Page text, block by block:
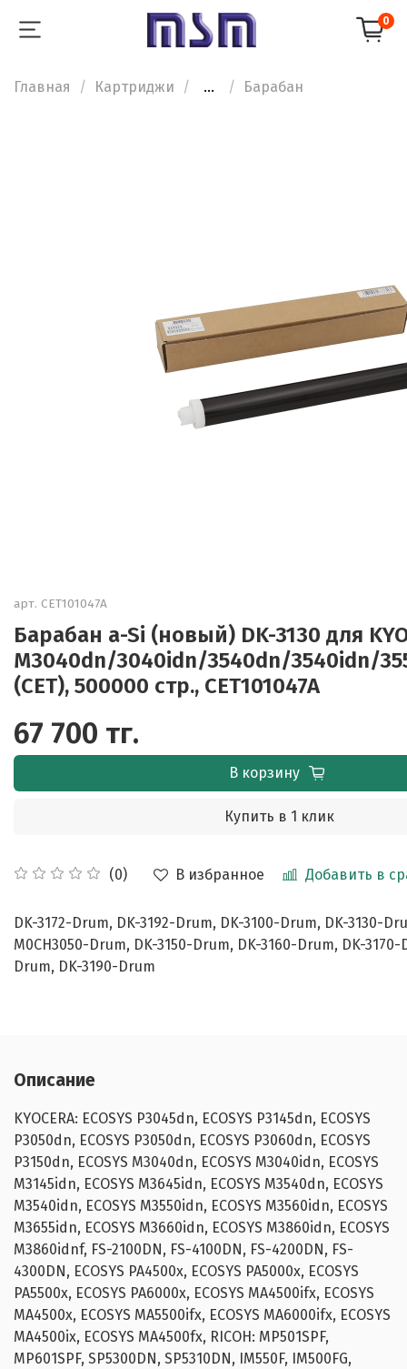
0
Главная Картриджи ... Барабан
арт. CET101047A
Барабан a-Si (новый) DK-3130 для
M3040dn/3040idn/3540dn/3540idn/
(CET), 500000 стр., CET101047A
(0) В избранное Добавить в
67 700 тг.
В корзину
Купить в 1 клик
DK-3172-Drum, DK-3192-Drum, DK-3100-Drum, DK-3130-
M0CH3050-Drum, DK-3150-Drum, DK-3160-Drum, DK-3170-
Drum, DK-3190-Drum
Описание
KYOCERA: ECOSYS P3045dn, ECOSYS P3145dn, ECOSYS
P3050dn, ECOSYS P3050dn, ECOSYS P3060dn, ECOSYS
P3150dn, ECOSYS M3040dn, ECOSYS M3040idn, ECOSYS
M3145idn, ECOSYS M3645idn, ECOSYS M3540dn, ECOSYS
M3540idn, ECOSYS M3550idn, ECOSYS M3560idn, ECOSYS
M3655idn, ECOSYS M3660idn, ECOSYS M3860idn, ECOSYS
M3860idnf, FS-2100DN, FS-4100DN, FS-4200DN, FS-
4300DN, ECOSYS PA4500x, ECOSYS PA5000x, ECOSYS
PA5500x, ECOSYS PA6000x, ECOSYS MA4500ifx, ECOSYS
MA4500x, ECOSYS MA5500ifx, ECOSYS MA6000ifx, ECOSYS
MA4500ix, ECOSYS MA4500fx, RICOH: MP501SPF,
MP601SPF, SP5300DN, SP5310DN, IM550F, IM500FG,